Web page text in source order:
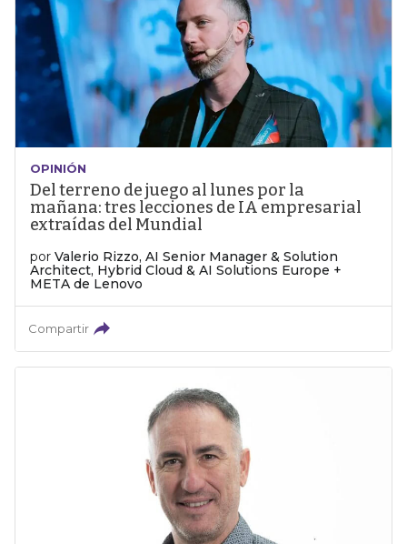
OPINIÓN
Del terreno de juego al lunes por la
mañana: tres lecciones de IA empresarial
extraídas del Mundial
por Valerio Rizzo, AI Senior Manager & Solution
Architect, Hybrid Cloud & AI Solutions Europe +
META de Lenovo
Compartir